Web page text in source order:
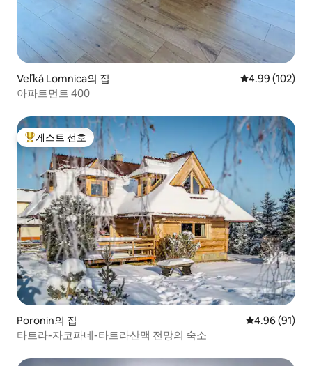
Veľká Lomnica의 집 평점 4.99점(5
4.99 (102)
아파트먼트 400
상위 게스트 선호
게스트 선호
Poronin의 집 평점 4.96점(5
4.96 (91)
타트라-자코파네-타트라산맥 전망의 숙소